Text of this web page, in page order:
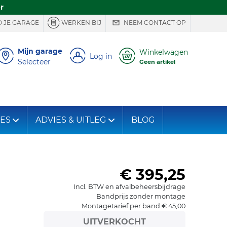
JE GARAGE WERKEN BIJ NEEM CONTACT OP
Mijn garage
Selecteer
Log in Winkelwagen
Geen artikel
ADVIES & UITLEG BLOG
€ 395,25
Incl. BTW en afvalbeheersbijdrage
Bandprijs zonder montage
Montagetarief per band € 45,00
UITVERKOCHT